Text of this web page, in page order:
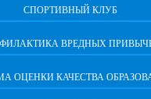
СПОРТИВНЫЙ КЛУБ
ВРЕДНЫХ
ОЦЕНКИ КАЧЕСТВА